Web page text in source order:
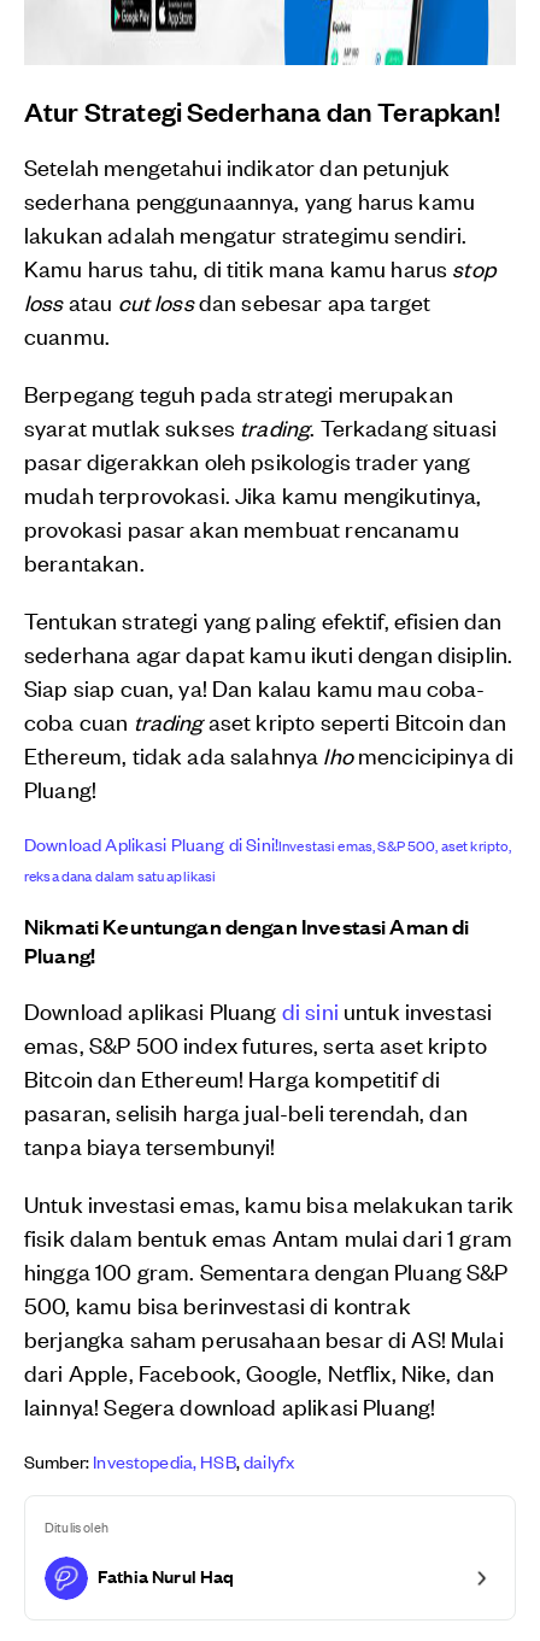
Atur Strategi Sederhana dan Terapkan!
Setelah mengetahui indikator dan petunjuk
sederhana penggunaannya, yang harus kamu
lakukan adalah mengatur strategimu sendiri.
Kamu harus tahu, di titik mana kamu harus stop
lossatau cut lossdan sebesar apa target
cuanmu.
Berpegang teguh pada strategi merupakan
syarat mutlak sukses trading. Terkadang situasi
pasar digerakkan oleh psikologis trader yang
mudah terprovokasi. Jika kamu mengikutinya,
provokasi pasar akan membuat rencanamu
berantakan.
Tentukan strategi yang paling efektif, efisien dan
sederhana agar dapat kamu ikuti dengan disiplin.
Siap siap cuan, ya! Dan kalau kamu mau coba-
coba cuan tradingaset kripto seperti Bitcoin dan
Ethereum, tidak ada salahnya lhomencicipinya di
Pluang!
Download Aplikasi Pluang di Sini!Investasi emas, S&P 500, aset kripto,
reksa dana dalam satu aplikasi
Nikmati Keuntungan dengan Investasi Aman di
Pluang!
Download aplikasi Pluang di sini untuk investasi
emas, S&P 500 index futures, serta aset kripto
Bitcoin dan Ethereum! Harga kompetitif di
pasaran, selisih harga jual-beli terendah, dan
tanpa biaya tersembunyi!
Untuk investasi emas, kamu bisa melakukan tarik
fisik dalam bentuk emas Antam mulai dari 1 gram
hingga 100 gram. Sementara dengan Pluang S&P
500, kamu bisa berinvestasi di kontrak
berjangka saham perusahaan besar di AS! Mulai
dari Apple, Facebook, Google, Netflix, Nike, dan
lainnya! Segera download aplikasi Pluang!
Sumber:Investopedia,HSB,dailyfx
Ditulis oleh
Fathia Nurul Haq